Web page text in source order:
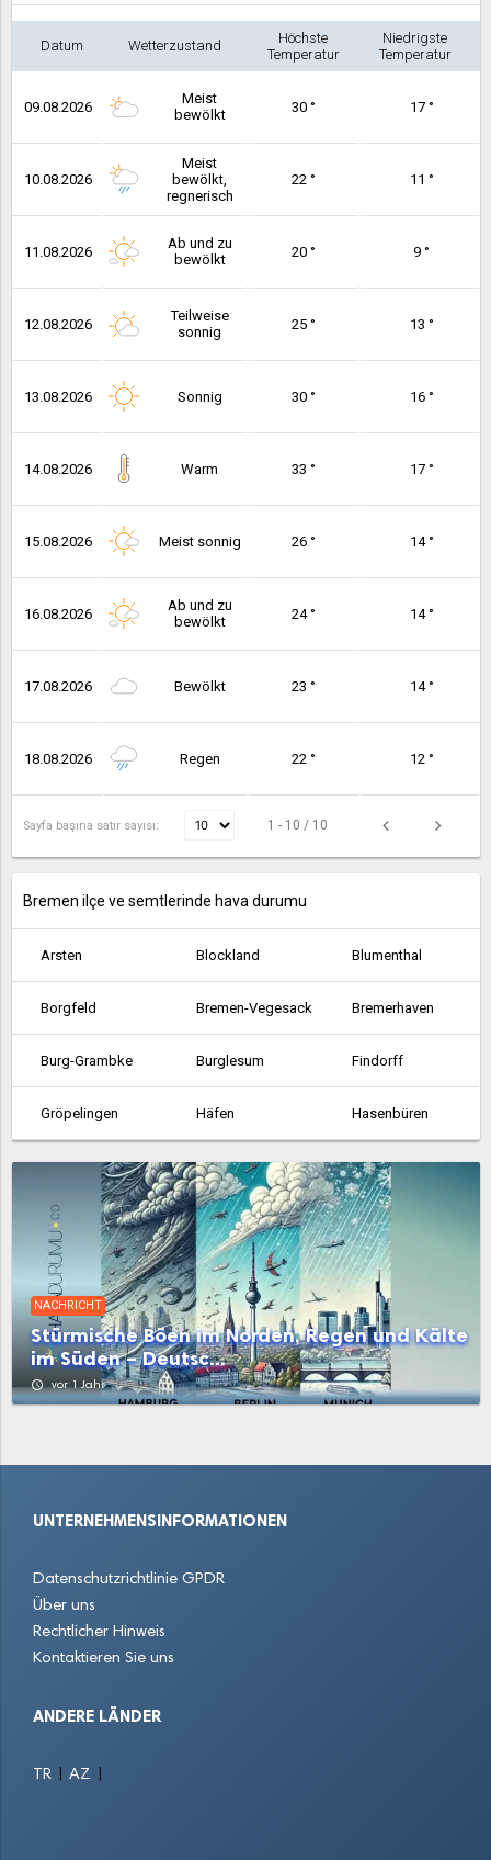
Datum Wetterzustand
Höchste
Temperatur
Niedrigste
Temperatur
09.08.2026
Meist
bewölkt
30 ° 17 °
10.08.2026
Meist
bewölkt,
regnerisch
22 ° 11 °
11.08.2026
Ab und zu
bewölkt
20 ° 9 °
12.08.2026
Teilweise
sonnig
25 ° 13 °
13.08.2026 Sonnig 30 ° 16 °
14.08.2026 Warm 33 ° 17 °
15.08.2026 Meist sonnig 26 ° 14 °
16.08.2026
Ab und zu
bewölkt
24 ° 14 °
17.08.2026 Bewölkt 23 ° 14 °
18.08.2026 Regen 22 ° 12 °
Sayfa başına satır sayısı: 1 - 10 / 10
Bremen ilçe ve semtlerinde hava durumu
Arsten Blockland Blumenthal
Borgfeld Bremen-Vegesack Bremerhaven
Burg-Grambke Burglesum Findorff
Gröpelingen Häfen Hasenbüren
Hemelingen Horn-Lehe Huchting
Lehe Leherheide Lesum
Mitte Neustadt Oberneuland
Obervieland Osterholz Östliche Vorstadt
Schwachhausen Seehausen
NACHRICHT
Stürmische Böen im Norden, Regen und Kälte
im Süden – Deutsc...
access_time vor 1 Jahr
UNTERNEHMENSINFORMATIONEN
Datenschutzrichtlinie GPDR
Über uns
Rechtlicher Hinweis
Kontaktieren Sie uns
ANDERE LÄNDER
TR AZ